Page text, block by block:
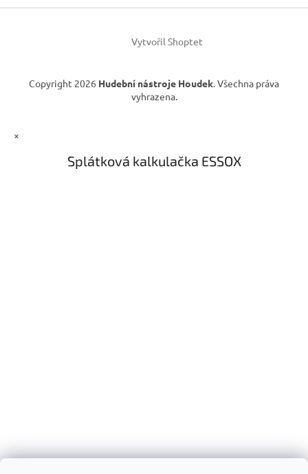
í
Vytvořil Shoptet
Copyright 2026 Hudební nástroje Houdek. Všechna práva
vyhrazena.
×
Splátková kalkulačka ESSOX